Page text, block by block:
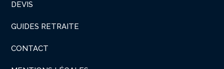
DEVIS
GUIDES RETRAITE
CONTACT